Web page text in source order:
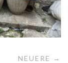
NEUERE →